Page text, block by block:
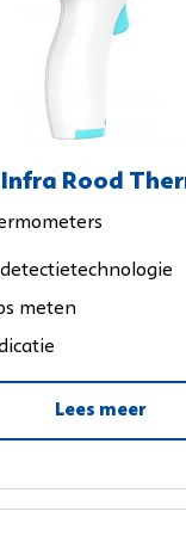
Rood
meten
Lees meer